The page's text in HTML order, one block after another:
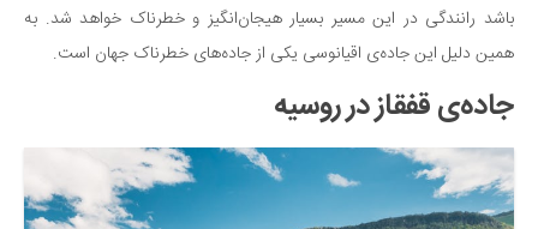
باشد رانندگی در این مسیر بسیار هیجان‌انگیز و خطرناک خواهد شد. به
همین دلیل این جاده‌ی اقیانوسی یکی از جاده‌های خطرناک جهان است.
جاده‌ی قفقاز در روسیه